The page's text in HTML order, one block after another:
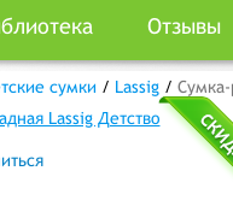
Отзывы
сумки / Lassig / Сумка-